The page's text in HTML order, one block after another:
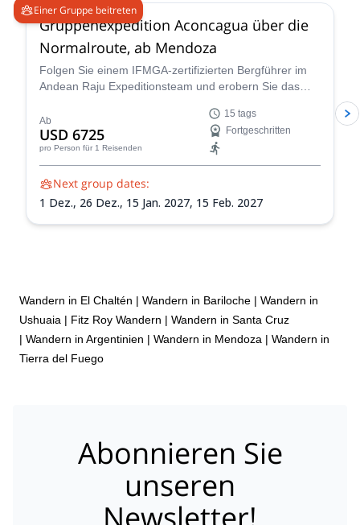
Einer Gruppe beitreten
Gruppenexpedition Aconcagua über die
Normalroute, ab Mendoza
Folgen Sie einem IFMGA-zertifizierten Bergführer im
Andean Raju Expeditionsteam und erobern Sie das
Aconcagua ab Mendoza.
Ab
USD 6725
pro Person für 1 Reisenden
15 tags
Fortgeschritten
Next group dates:
1 Dez., 26 Dez., 15 Jan. 2027, 15 Feb. 2027
Wandern in El Chaltén | Wandern in Bariloche | Wandern in
Ushuaia | Fitz Roy Wandern | Wandern in Santa Cruz
| Wandern in Argentinien | Wandern in Mendoza | Wandern in
Tierra del Fuego
Abonnieren Sie
unseren